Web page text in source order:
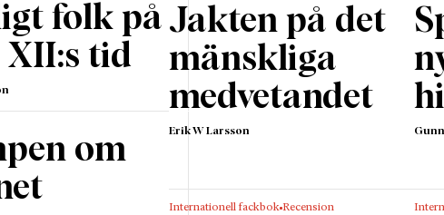
Eriksson (Vasa), vilket jämte skildringen av
bokens mest spännande del.
Under sina sista år drogs Hemming Gadh in
Kristian II och Sturepartiet. Efter att han
sig sidbytet eller för de framgångsrika
undkom blodbadet, men han avrättades
folk på
XII:s tid
om
Jakten på det
mänskliga
medvetandet
Erik W Larsson
Internationell fackbok Recension